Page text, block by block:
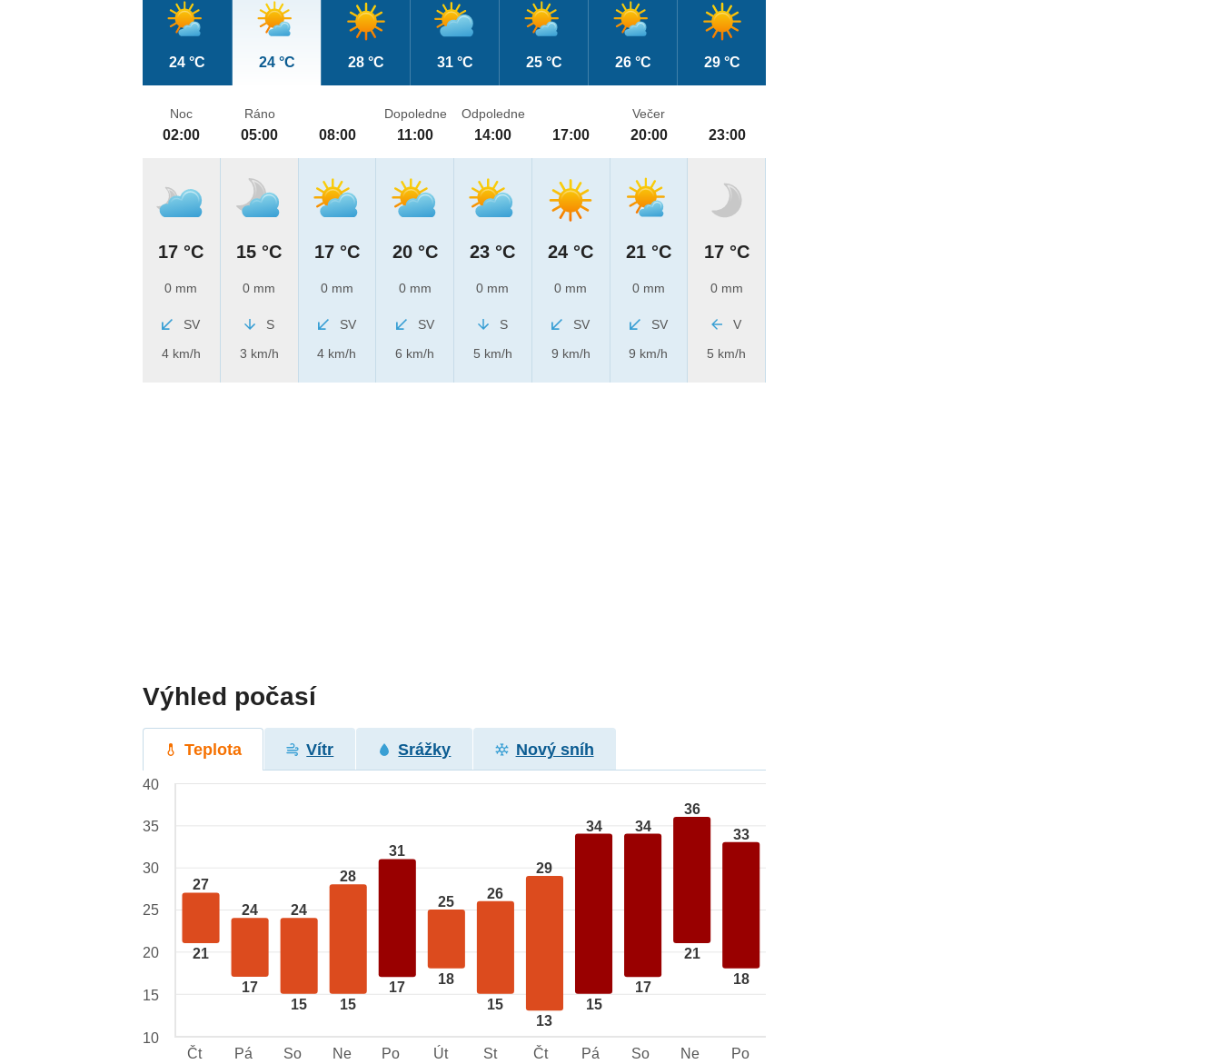
24 °C 24 °C 28 °C 31 °C 25 °C 26 °C 29 °C
Noc
02:00
17 °C
0 mm
SV
4 km/h
Ráno
05:00
15 °C
0 mm
S
3 km/h
08:00
17 °C
0 mm
SV
4 km/h
Dopoledne
11:00
20 °C
0 mm
SV
6 km/h
Odpoledne
14:00
23 °C
0 mm
S
5 km/h
17:00
24 °C
0 mm
SV
9 km/h
Večer
20:00
21 °C
0 mm
SV
9 km/h
23:00
17 °C
0 mm
V
5 km/h
Výhled počasí
Teplota Vítr Srážky Nový sníh
27
21
24
17
24
15
28
15
31
17
25
18
26
15
29
13
34
15
34
17
36
21
33
18
40
35
30
25
20
15
10
Čt
Pá So Ne Po Út St Čt Pá So Ne Po